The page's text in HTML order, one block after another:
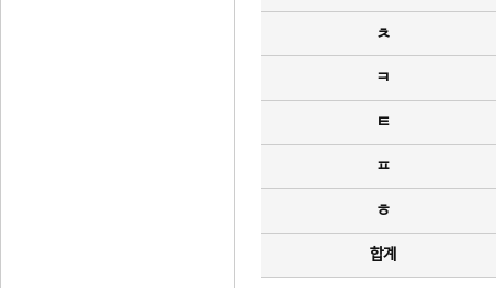
ㅊ
ㅋ
ㅌ
ㅍ
ㅎ
합계